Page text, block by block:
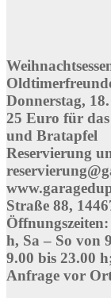
Donnerstag,
25 Euro für
und Bratapfel
Reservierung
Straße 88,
h, Sa – So von
9.00 bis 23.00
Anfrage vor